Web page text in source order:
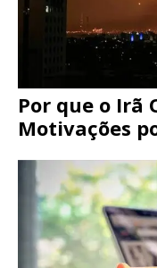
Por que o Irã
Motivações